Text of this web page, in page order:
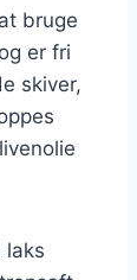
bruge
er fri
skiver,
laks